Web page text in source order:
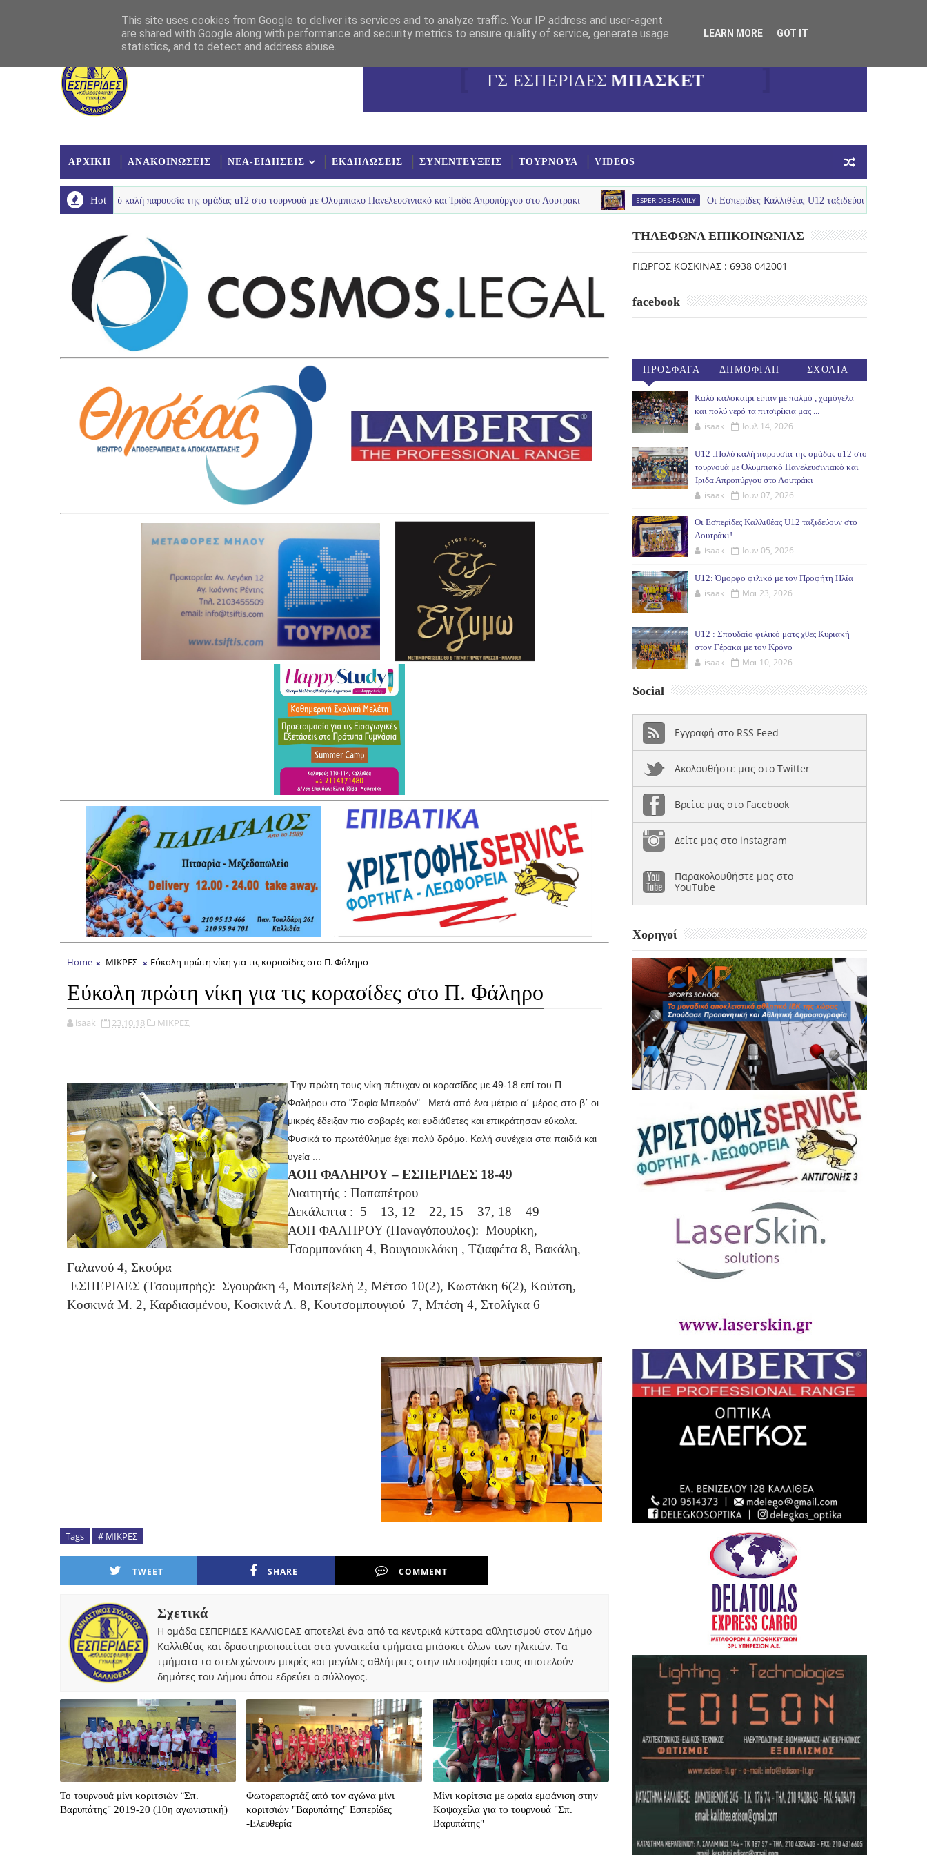
ΓΣ ΕΣΠΕΡΙΔΕΣ
ΓΥΝΑΙΚΕΙΑ
ΜΠΑΣΚΕΤ
ΑΡΧΙΚΗ ΑΝΑΚΟΙΝΩΣΕΙΣ ΝΕΑ-ΕΙΔΗΣΕΙΣ ΕΚΔΗΛΩΣΕΙΣ ΣΥΝΕΝΤΕΥΞΕΙΣ ΤΟΥΡΝΟΥΑ VIDEOS
Hot
U12 :Πολύ καλή παρουσία της ομάδας u12 στο τουρνουά με Ολυμπιακό Πανελευσινιακό και Ίριδα Απροπύργου στο Λουτράκι ESPERIDES-FAMILY Οι Εσπερίδες Καλλιθέας U12 ταξιδεύουν στο Λουτράκι!
Home ΜΙΚΡΕΣ Εύκολη πρώτη νίκη για τις κορασίδες στο Π. Φάληρο
Εύκολη πρώτη νίκη για τις κορασίδες στο Π. Φάληρο
isaak 23.10.18 ΜΙΚΡΕΣ,
Την πρώτη τους νίκη πέτυχαν οι κορασίδες με 49-18 επί του Π.
Φαλήρου στο "Σοφία Μπεφόν" . Μετά από ένα μέτριο α΄ μέρος στο β΄ οι
μικρές έδειξαν πιο σοβαρές και ευδιάθετες και επικράτησαν εύκολα.
Φυσικά το πρωτάθλημα έχει πολύ δρόμο. Καλή συνέχεια στα παιδιά και
υγεία ...
ΑΟΠ ΦΑΛΗΡΟΥ – ΕΣΠΕΡΙΔΕΣ 18-49
Διαιτητής : Παπαπέτρου
Δεκάλεπτα : 5 – 13, 12 – 22, 15 – 37, 18 – 49
ΑΟΠ ΦΑΛΗΡΟΥ (Παναγόπουλος): Μουρίκη,
Τσορμπανάκη 4, Βουγιουκλάκη , Τζιαφέτα 8, Βακάλη,
Γαλανού 4, Σκούρα
ΕΣΠΕΡΙΔΕΣ (Τσουμπρής): Σγουράκη 4, Μουτεβελή 2, Μέτσο 10(2), Κωστάκη 6(2), Κούτση,
Κοσκινά Μ. 2, Καρδιασμένου, Κοσκινά Α. 8, Κουτσομπουγιού 7, Μπέση 4, Στολίγκα 6
Tags # ΜΙΚΡΕΣ
TWEET SHARE COMMENT
Σχετικά
Η ομάδα ΕΣΠΕΡΙΔΕΣ ΚΑΛΛΙΘΕΑΣ αποτελεί ένα από τα κεντρικά κύτταρα αθλητισμού στον Δήμο
Καλλιθέας και δραστηριοποιείται στα γυναικεία τμήματα μπάσκετ όλων των ηλικιών. Τα
τμήματα τα στελεχώνουν μικρές και μεγάλες αθλήτριες στην πλειοψηφία τους αποτελούν
δημότες του Δήμου όπου εδρεύει ο σύλλογος.
Το τουρνουά μίνι κοριτσιών ¨Σπ.
Βαρυπάτης" 2019-20 (10η αγωνιστική)
Φωτορεπορτάζ από τον αγώνα μίνι
κοριτσιών "Βαρυπάτης" Εσπερίδες
-Ελευθερία
Μίνι κορίτσια με ωραία εμφάνιση στην
Κοψαχείλα για το τουρνουά "Σπ.
Βαρυπάτης"
ΤΗΛΕΦΩΝΑ ΕΠΙΚΟΙΝΩΝΙΑΣ
ΓΙΩΡΓΟΣ ΚΟΣΚΙΝΑΣ : 6938 042001
facebook
ΠΡΟΣΦΑΤΑ ΔΗΜΟΦΙΛΗ ΣΧΟΛΙΑ
Καλό καλοκαίρι είπαν με παλμό , χαμόγελα
και πολύ νερό τα πιτσιρίκια μας ...
isaak Ιουλ 14, 2026
U12 :Πολύ καλή παρουσία της ομάδας u12 στο
τουρνουά με Ολυμπιακό Πανελευσινιακό και
Ίριδα Απροπύργου στο Λουτράκι
isaak Ιουν 07, 2026
Οι Εσπερίδες Καλλιθέας U12 ταξιδεύουν στο
Λουτράκι!
isaak Ιουν 05, 2026
U12: Όμορφο φιλικό με τον Προφήτη Ηλία
isaak Μαι 23, 2026
U12 : Σπουδαίο φιλικό ματς χθες Κυριακή
στον Γέρακα με τον Κρόνο
isaak Μαι 10, 2026
Social
Εγγραφή στο RSS Feed
Ακολουθήστε μας στο Twitter
Βρείτε μας στο Facebook
Δείτε μας στο instagram
Παρακολουθήστε μας στο
YouTube
Χορηγοί
This site uses cookies from Google to deliver its services and to analyze traffic. Your IP address and user-agent
are shared with Google along with performance and security metrics to ensure quality of service, generate usage
statistics, and to detect and address abuse.
LEARN MORE GOT IT